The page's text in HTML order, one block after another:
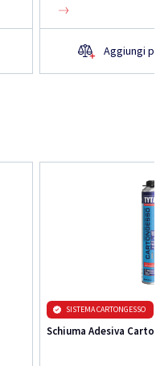
Aggiungi
SISTEMA CARTONGESSO
Schiuma Adesiva